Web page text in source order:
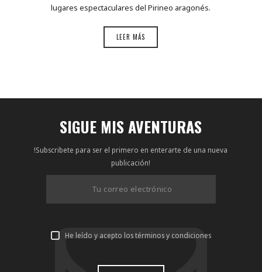
lugares espectaculares del Pirineo aragonés.
LEER MÁS
SIGUE MIS AVENTURAS
!Subscribete para ser el primero en enterarte de una nueva
publicación!
He leído y acepto los términos y condiciones